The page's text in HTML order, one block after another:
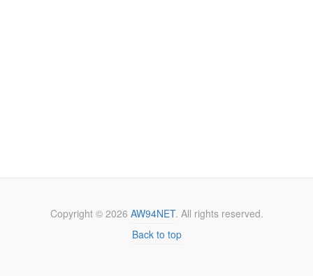
Copyright © 2026 AW94NET. All rights reserved.
Back to top